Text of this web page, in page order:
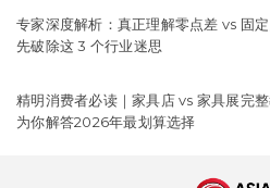
专家深度解析：真正理解零点差 vs 固
先破除这 3 个行业迷思
精明消费者必读｜家具店 vs 家具展完
为你解答2026年最划算选择